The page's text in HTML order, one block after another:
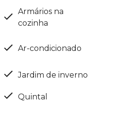
Armários na
cozinha
Ar-condicionado
Jardim de inverno
Quintal